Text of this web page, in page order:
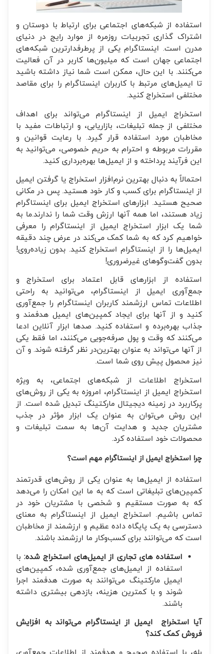
استفاده از شبکه‌های اجتماعی برای ارتباط با دوستان و
اشتراک گذاری تجربیات روزمره از موارد رایج در دنیای
مدرن است. اینستاگرام یکی از پرطرفدارترین شبکه‌های
اجتماعی جهان است که میلیون‌ها کاربر در آن فعالیت
می‌کنند. با این حال، ممکن است شما نیاز داشته باشید
تا ایمیل‌های مرتبط با کاربران اینستاگرام را برای مقاصد
مختلفی استخراج کنید.
استخراج ایمیل از اینستاگرام می‌تواند برای اهداف
مختلفی از جمله تبلیغات، بازاریابی، و ارتباطات مفید با
مخاطبان مورد استفاده قرار گیرد. با رعایت قوانین و
مقررات مربوطه و احترام به حریم خصوصی، می‌توانید به
این فرآیند پرداخته و از ایمیل‌ها بهره‌برداری کنید.
احتمالاً به دنبال بهترین نرم‌افزار استخراج یا گرفتن ایمیل
از اینستاگرام برای کسب و کار خود هستید. پس در مکانی
صحیح هستید. ابزارهای استخراج ایمیل برای اینستاگرام
زیاد هستند، اما همه آنها ارزش وقت شما را ندارند.ما به
شما یک ابزار استخراج ایمیل از اینستاگرام را معرفی
خواهیم کرد که به شما کمک می‌کند در عرض چند دقیقه
ایمیل‌ها را از اینستاگرام استخراج کنید. بدون زیاده‌روی!
بدون گفت‌وگوهای غیرضروری!
استفاده از ابزارهای قابل اعتماد برای استخراج و
جمع‌آوری ایمیل از اینستاگرام، می‌توانید به راحتی
اطلاعات تماس ارزشمند کاربران اینستاگرام را جمع‌آوری
کنید و از آنها برای ایجاد کمپین‌های ایمیل هدفمند و
جذاب بهره‌برده و استفاده کنید. صدها ابزار آنلاین ادعا
می‌کنند که وقت و پول صرفه‌جویی می‌کنند، اما فقط یکی
از آنها می‌تواند به عنوان بهترین‌در نظر گرفته شوند. و آن
نیز محصول پیش روی شما است.
استخراج اطلاعات از شبکه‌های اجتماعی، به ویژه
استخراج ایمیل از اینستاگرام، امروزه به یکی از روش‌های
پرکاربرد در زمینه دیجیتال مارکتینگ تبدیل شده است. از
این روش می‌توان به عنوان یک ابزار مؤثر در جذب
مشتریان جدید و هدایت آن‌ها به سمت تبلیغات و
محصولات خود استفاده کرد.
چرا استخراج ایمیل از اینستاگرام مهم است؟
استفاده از ایمیل‌ها به عنوان یکی از روش‌های قدرتمند
کمپین‌های تبلیغاتی است که به ما این امکان را می‌دهد
که به صورت مستقیم و شخصی با مشتریان خود در
تماس باشیم. استخراج ایمیل از اینستاگرام به معنای
دسترسی به یک پایگاه داده عظیم و ارزشمند از مخاطبان
است که می‌توانند برای کسب‌وکار ما ارزشمند باشند.
استفاده های تجاری از ایمیل‌های استخراج شده:با
استفاده از ایمیل‌های جمع‌آوری شده، کمپین‌های
ایمیل مارکتینگ می‌توانند به صورت هدفمند اجرا
شوند و با کمترین هزینه، بازدهی بیشتری داشته
باشند.
آیا استخراج ایمیل از اینستاگرام می‌تواند به افزایش
فروش کمک کند؟